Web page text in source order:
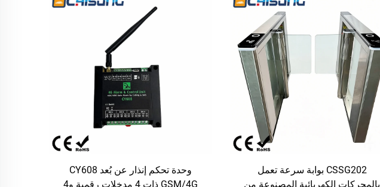
CSSG202 بوابة سرعة تعمل
بالمحركات الكهربائية المصنوعة من
وحدة تحكم إنذار عن بُعد CY608
GSM/4G ذات 4 مدخلات رقمية و4